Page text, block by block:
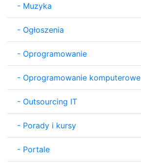
- Muzyka
- Ogłoszenia
- Oprogramowanie
- Oprogramowanie komputerowe
- Outsourcing IT
- Porady i kursy
- Portale